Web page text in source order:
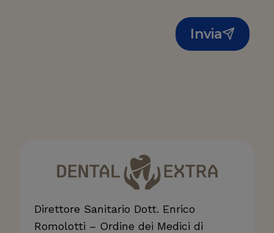
Invia
Direttore Sanitario Dott. Enrico
Romolotti – Ordine dei Medici di